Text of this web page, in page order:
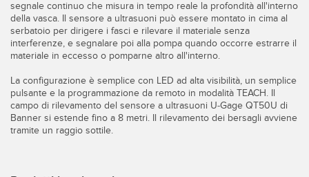
Convertitori
Set cavo
SOFTWARE
Software di configurazione dei sensori wireless
segnale continuo che misura in tempo reale la profondità all'interno
della vasca. Il sensore a ultrasuoni può essere montato in cima al
serbatoio per dirigere i fasci e rilevare il materiale senza
interferenze, e segnalare poi alla pompa quando occorre estrarre il
materiale in eccesso o pomparne altro all'interno.
La configurazione è semplice con LED ad alta visibilità, un semplice
pulsante e la programmazione da remoto in modalità TEACH. Il
campo di rilevamento del sensore a ultrasuoni U-Gage QT50U di
Banner si estende fino a 8 metri. Il rilevamento dei bersagli avviene
tramite un raggio sottile.